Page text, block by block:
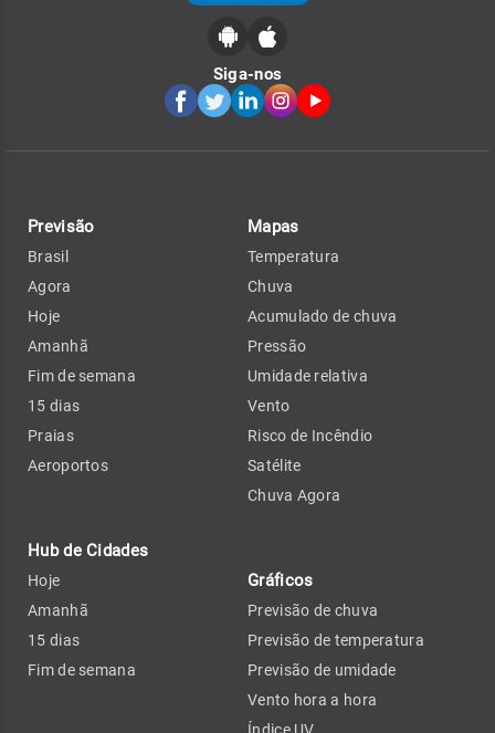
Siga-nos
Previsão
Brasil
Agora
Hoje
Amanhã
Fim de semana
15 dias
Praias
Aeroportos
Hub de Cidades
Hoje
Amanhã
15 dias
Fim de semana
Mapas
Temperatura
Chuva
Acumulado de chuva
Pressão
Umidade relativa
Vento
Risco de Incêndio
Satélite
Chuva Agora
Gráficos
Previsão de chuva
Previsão de temperatura
Previsão de umidade
Vento hora a hora
Índice UV